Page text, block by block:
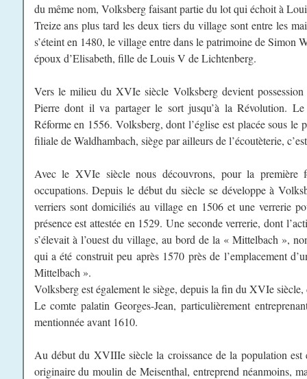
du même nom, Volksberg faisant partie du lot qui échoit à
Treize ans plus tard les deux tiers du village sont entre les
s’éteint en 1480, le village entre dans le patrimoine de Simon
époux d’Elisabeth, fille de Louis V de Lichtenberg.
Vers le milieu du XVIe siècle Volksberg devient
Pierre dont il va partager le sort jusqu’à la Révolution.
Réforme en 1556. Volksberg, dont l’église est placée sous le
filiale de Waldhambach, siège par ailleurs de l’écoutèterie,
Avec le XVIe siècle nous découvrons, pour la première
occupations. Depuis le début du siècle se développe à
verriers sont domiciliés au village en 1506 et une verrerie
présence est attestée en 1529. Une seconde verrerie, dont
s’élevait à l’ouest du village, au bord de la « Mittelbach »,
qui a été construit peu après 1570 près de l’emplacement
Mittelbach ».
Volksberg est également le siège, depuis la fin du XVIe
Le comte palatin Georges-Jean, particulièrement
mentionnée avant 1610.
Au début du XVIIIe siècle la croissance de la population
originaire du moulin de Meisenthal, entreprend néanmoins,